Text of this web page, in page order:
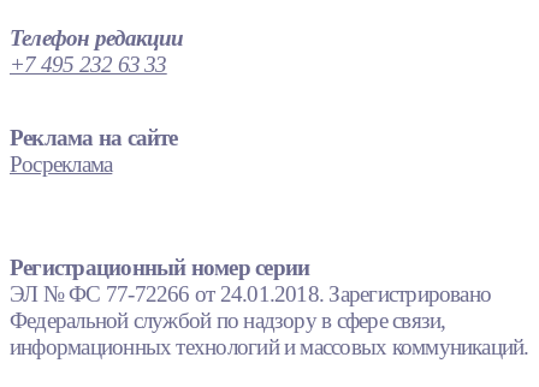
Телефон редакции
+7 495 232 63 33
Реклама на сайте
Росреклама
Регистрационный номер серии
ЭЛ № ФС 77-72266 от 24.01.2018. Зарегистрировано
Федеральной службой по надзору в сфере связи,
информационных технологий и массовых коммуникаций.